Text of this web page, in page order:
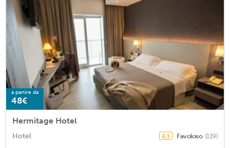
a partire da
48€
Hermitage Hotel
Hotel 8,3 Favoloso (119)